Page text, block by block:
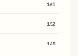
161
152
148